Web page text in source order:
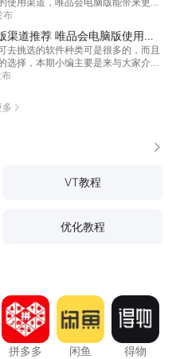
也能让整体购物操作变得更加省心。
品挑选、订单下单等一系列操作，找
电脑版使用方式尤为关键，不同渠道
情]
布
渠道推荐 唯品会电脑版使用推
去挑选的软件种类可是很多的，而且
选择，本期小编主要是来与大家介绍
毕竟合理的选择可让自身的体验效果
明还是可以给到帮助的，有打算就一
情]
更多
VT教程
优化教程
拼多多
拼多多
闲鱼
闲鱼
得物
得物